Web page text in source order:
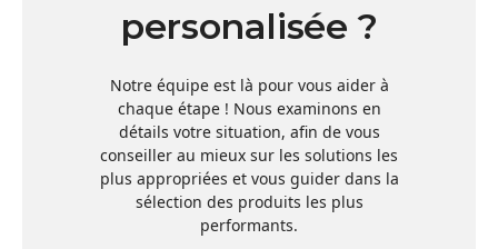
personalisée ?
Notre équipe est là pour vous aider à
chaque étape ! Nous examinons en
détails votre situation, afin de vous
conseiller au mieux sur les solutions les
plus appropriées et vous guider dans la
sélection des produits les plus
performants.